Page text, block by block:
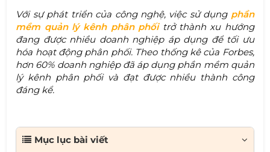
Với sự phát triển của công nghệ, việc sử dụng phần
mềm quản lý kênh phân phốitrở thành xu hướng
đang được nhiều doanh nghiệp áp dụng để tối ưu
hóa hoạt động phân phối. Theo thống kê của Forbes,
hơn 60% doanh nghiệp đã áp dụng phần mềm quản
lý kênh phân phối và đạt được nhiều thành công
đáng kể.
Mục lục bài viết